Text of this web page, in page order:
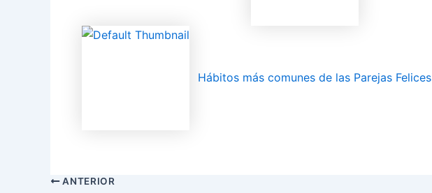
Hábitos más comunes de las Parejas Felices
ANTERIOR